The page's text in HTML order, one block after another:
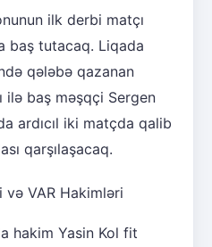
ilk derbi matçı
baş tutacaq. Liqada
qələbə qazanan
ilə baş məşqçi Sergen
ardıcıl iki matçda qalib
qarşılaşacaq.
VAR Hakimləri
hakim Yasin Kol fit